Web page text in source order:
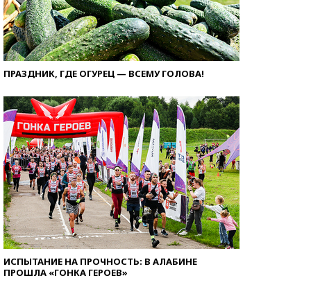
ПРАЗДНИК, ГДЕ ОГУРЕЦ — ВСЕМУ ГОЛОВА!
ИСПЫТАНИЕ НА ПРОЧНОСТЬ: В АЛАБИНЕ
ПРОШЛА «ГОНКА ГЕРОЕВ»